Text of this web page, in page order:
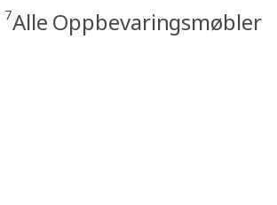
7Alle Oppbevaringsmøbler